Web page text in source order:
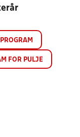
FOR PULJE